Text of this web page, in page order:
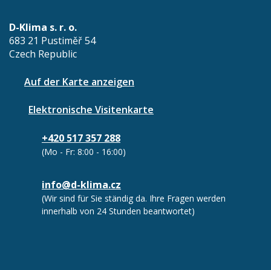
D-Klima s. r. o.
683 21 Pustiměř 54
Czech Republic
Auf der Karte anzeigen
Elektronische Visitenkarte
+420 517 357 288
(Mo - Fr: 8:00 - 16:00)
info@d-klima.cz
(Wir sind für Sie ständig da. Ihre Fragen werden
innerhalb von 24 Stunden beantwortet)